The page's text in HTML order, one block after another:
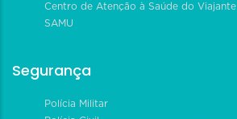
Centro de Atenção à Saúde do Viajante
SAMU
Segurança
Polícia Militar